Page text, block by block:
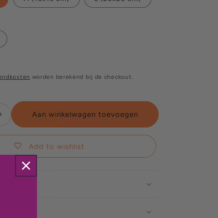
worden berekend bij de checkout.
Aantal
verhogen
Aquarius
Aan winkelwagen toevoegen
Add to wishlist